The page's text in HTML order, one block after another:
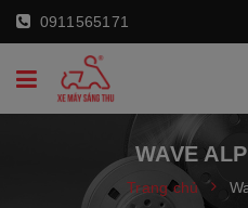
0911565171
WAVE
Trang chủ